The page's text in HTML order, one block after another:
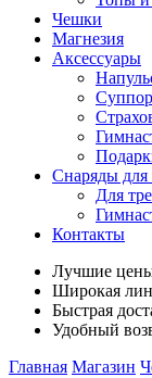
Чешки
Магнезия
Аксессуары
Снаряды для
Для
Контакты
Лучшие
Широкая
Быстрая
Удобный
Главная Магазин